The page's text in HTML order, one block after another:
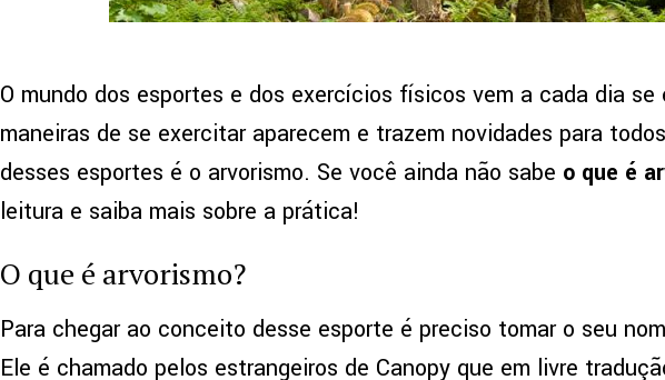
O mundo dos esportes e dos exercícios físicos vem a cada dia se
maneiras de se exercitar aparecem e trazem novidades para
desses esportes é o arvorismo. Se você ainda não sabe o que é
leitura e saiba mais sobre a prática!
O que é arvorismo?
Para chegar ao conceito desse esporte é preciso tomar o seu
Ele é chamado pelos estrangeiros de Canopy que em livre